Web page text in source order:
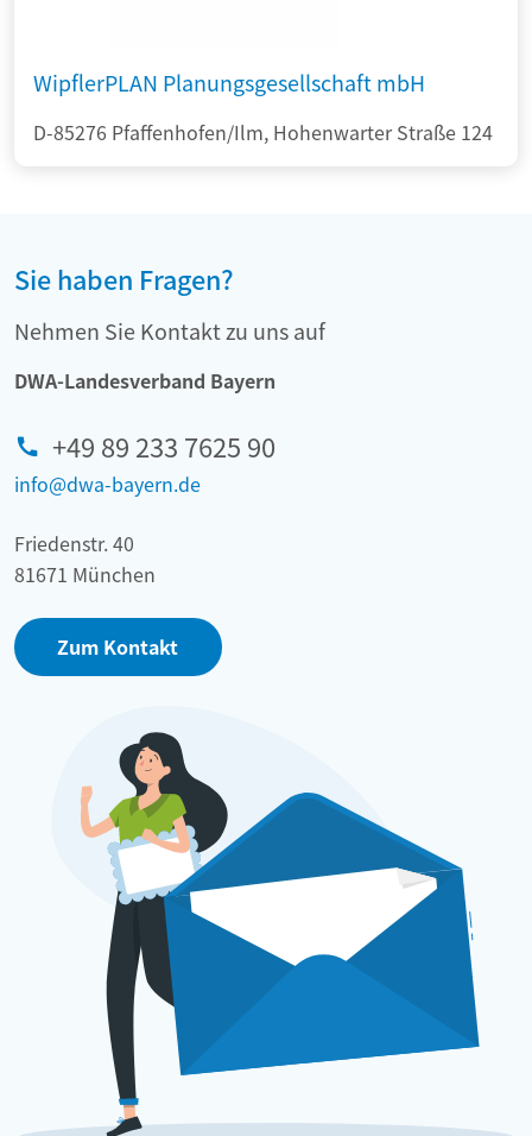
WipflerPLAN Planungsgesellschaft mbH
D-85276 Pfaffenhofen/Ilm, Hohenwarter Straße 124
Sie haben Fragen?
Nehmen Sie Kontakt zu uns auf
DWA-Landesverband Bayern
+49 89 233 7625 90
info@dwa-bayern.de
Friedenstr. 40
81671 München
Zum Kontakt